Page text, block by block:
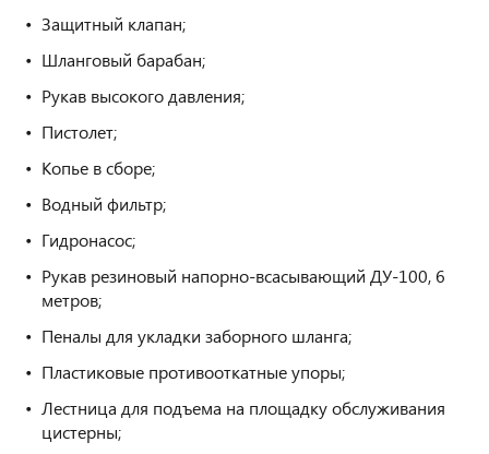
Защитный клапан;
Шланговый барабан;
Рукав высокого давления;
Пистолет;
Копье в сборе;
Водный фильтр;
Гидронасос;
Рукав резиновый напорно-всасывающий ДУ-100, 6
метров;
Пеналы для укладки заборного шланга;
Пластиковые противооткатные упоры;
Лестница для подъема на площадку обслуживания
цистерны;